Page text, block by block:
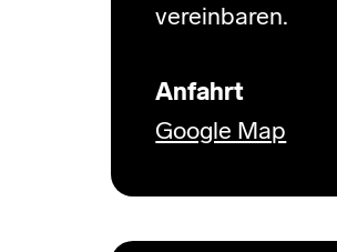
vereinbaren.
Anfahrt
Google Map